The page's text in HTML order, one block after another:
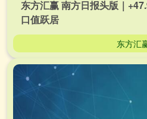
东方汇赢 南方日报头版｜
口值跃居
东方汇